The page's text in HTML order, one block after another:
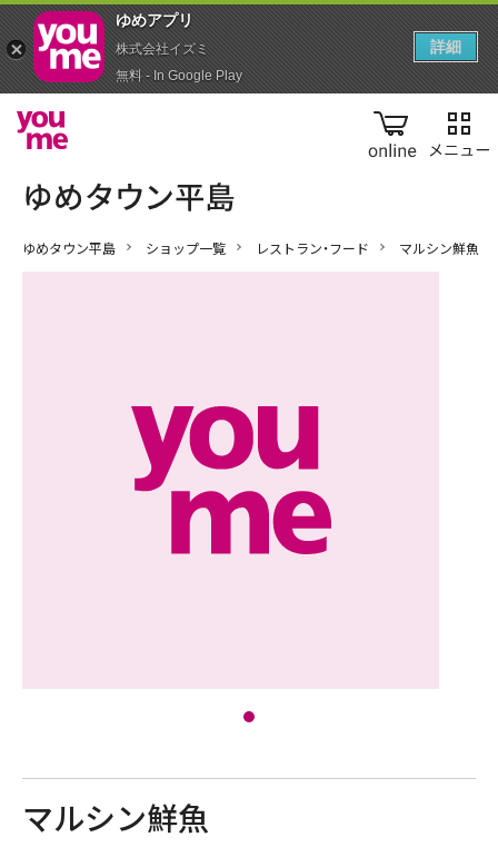
online
ゆめタウン平島 ショップ一覧 レストラン・フード マルシン鮮魚
マルシン鮮魚
ゆめアプ‪リ‬
株式会社イズミ
無料 - In Google Play
詳細